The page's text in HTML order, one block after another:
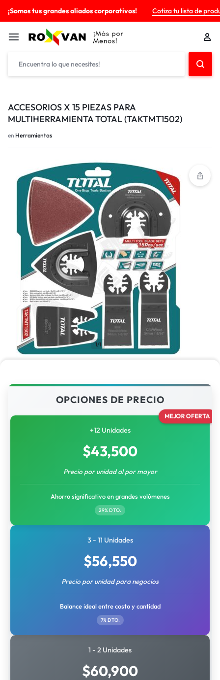
¡Somos tus grandes aliados corporativos! Cotiza tu lista de
ACCESORIOS X 15 PIEZAS PARA
MULTIHERRAMIENTA TOTAL (TAKTMT1502)
en Herramientas
1/1
OPCIONES DE PRECIO
MEJOR OFERTA
+12 Unidades
$43,500
Precio por unidad al por mayor
Ahorro significativo en grandes volúmenes
29% DTO.
3 - 11 Unidades
$56,550
Precio por unidad para negocios
Balance ideal entre costo y cantidad
7% DTO.
1 - 2 Unidades
$60,900